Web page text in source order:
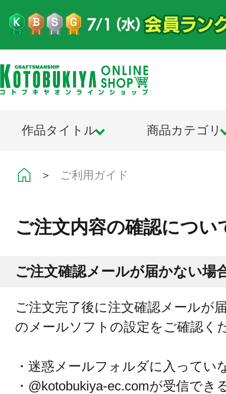
作品タイトル 商品カテゴリ
＞ ご利用ガイド
ご注文内容の確認につい
ご注文確認メールが届かない場
ご注文完了後に注文確認メールが
のメールソフトの設定をご確認く
・迷惑メールフォルダに入ってい
・@kotobukiya-ec.comが受信でき